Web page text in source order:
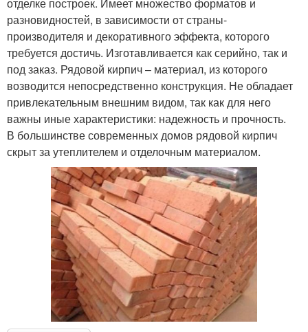
разновидностей, в зависимости от страны-
производителя и декоративного эффекта, которого
требуется достичь. Изготавливается как серийно, так и
под заказ. Рядовой кирпич – материал, из которого
возводится непосредственно конструкция. Не обладает
привлекательным внешним видом, так как для него
важны иные характеристики: надежность и прочность.
В большинстве современных домов рядовой кирпич
скрыт за утеплителем и отделочным материалом.